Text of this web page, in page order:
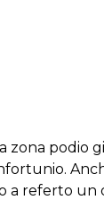
zona podio
a referto un